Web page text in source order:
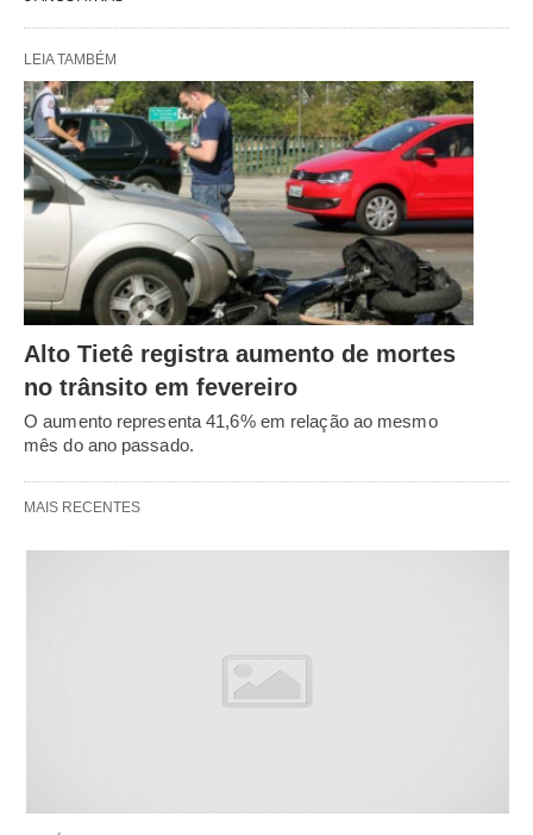
LEIA TAMBÉM
Alto Tietê registra aumento de mortes
no trânsito em fevereiro
O aumento representa 41,6% em relação ao mesmo
mês do ano passado.
MAIS RECENTES